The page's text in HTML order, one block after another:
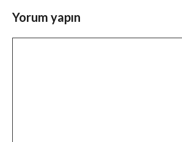
Yorum yapın